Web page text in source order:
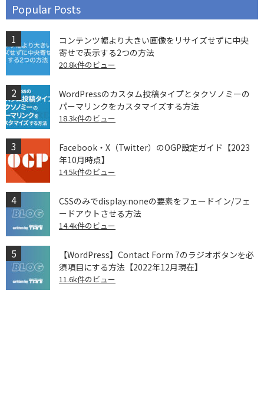
Popular Posts
コンテンツ幅より大きい画像をリサイズせずに中央
寄せで表示する2つの方法
20.8k件のビュー
WordPressのカスタム投稿タイプとタクソノミーの
パーマリンクをカスタマイズする方法
18.3k件のビュー
Facebook・X（Twitter）のOGP設定ガイド【2023
年10月時点】
14.5k件のビュー
CSSのみでdisplay:noneの要素をフェードイン/フェ
ードアウトさせる方法
14.4k件のビュー
【WordPress】Contact Form 7のラジオボタンを必
須項目にする方法【2022年12月現在】
11.6k件のビュー